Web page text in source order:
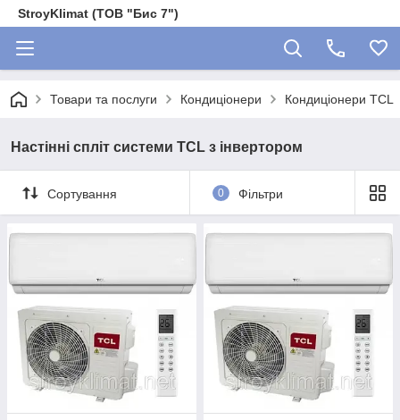
StroyKlimat (ТОВ "Бис 7")
Товари та послуги Кондиціонери Кондиціонери TCL
Настінні спліт системи TCL з інвертором
Сортування 0 Фільтри